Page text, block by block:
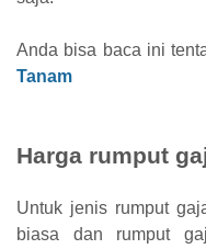
Anda bisa baca ini
Tanam
Harga rumput
Untuk jenis rumput
biasa dan rumput